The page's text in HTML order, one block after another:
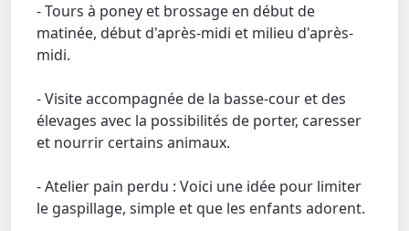
- Tours à poney et brossage en début de
matinée, début d'après-midi et milieu d'après-
midi.
- Visite accompagnée de la basse-cour et des
élevages avec la possibilités de porter, caresser
et nourrir certains animaux.
- Atelier pain perdu : Voici une idée pour limiter
le gaspillage, simple et que les enfants adorent.